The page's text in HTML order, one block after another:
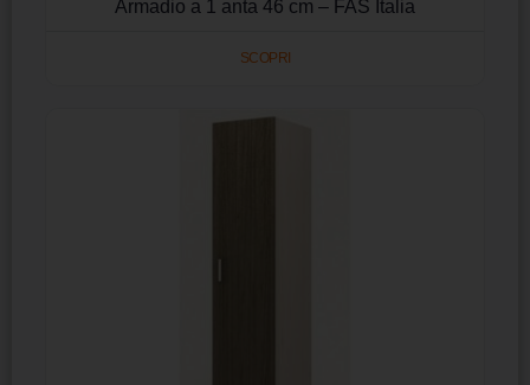
Armadio a 1 anta 46 cm – FAS Italia
SCOPRI